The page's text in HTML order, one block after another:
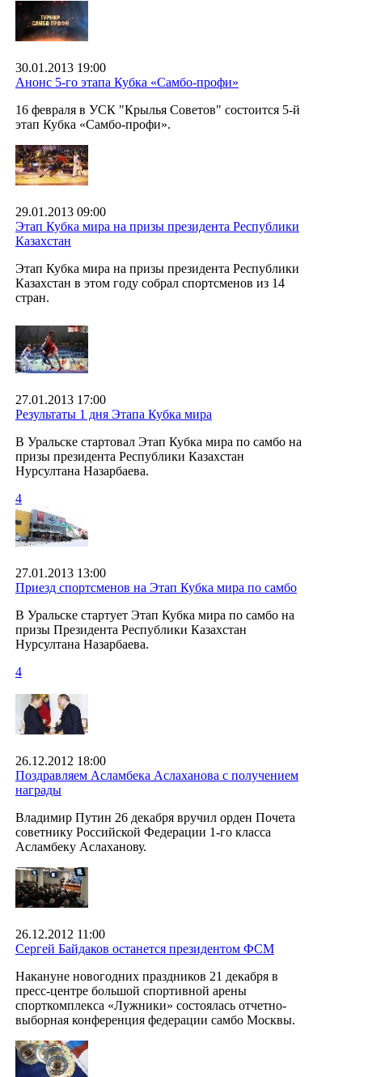
30.01.2013 19:00
Анонс 5-го этапа Кубка «Самбо-профи»
16 февраля в УСК "Крылья Советов" состоится 5-й
этап Кубка «Самбо-профи».
29.01.2013 09:00
Этап Кубка мира на призы президента Республики
Казахстан
Этап Кубка мира на призы президента Республики
Казахстан в этом году собрал спортсменов из 14
стран.
27.01.2013 17:00
Результаты 1 дня Этапа Кубка мира
В Уральске стартовал Этап Кубка мира по самбо на
призы президента Республики Казахстан
Нурсултана Назарбаева.
4
27.01.2013 13:00
Приезд спортсменов на Этап Кубка мира по самбо
В Уральске стартует Этап Кубка мира по самбо на
призы Президента Республики Казахстан
Нурсултана Назарбаева.
4
26.12.2012 18:00
Поздравляем Асламбека Аслаханова с получением
награды
Владимир Путин 26 декабря вручил орден Почета
советнику Российской Федерации 1-го класса
Асламбеку Аслаханову.
26.12.2012 11:00
Сергей Байдаков останется президентом ФСМ
Накануне новогодних праздников 21 декабря в
пресс-центре большой спортивной арены
спорткомплекса «Лужники» состоялась отчетно-
выборная конференция федерации самбо Москвы.